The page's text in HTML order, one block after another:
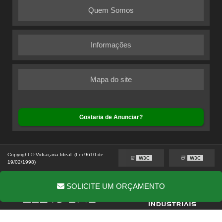
SOLICITE UM ORÇAMENTO
Quem Somos
Informações
Mapa do site
Gostaria de Anunciar?
Copyright © Vidraçaria Ideal. (Lei 9610 de
19/02/1998)
W3C W3C
É um parceiro